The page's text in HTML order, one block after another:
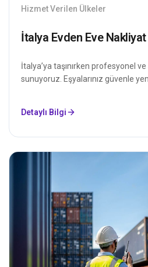
Hizmet Verilen Ülkeler
İtalya Evden Eve Nakliyat
İtalya’ya taşınırken profesyonel
sunuyoruz. Eşyalarınız güvenle
Detaylı Bilgi